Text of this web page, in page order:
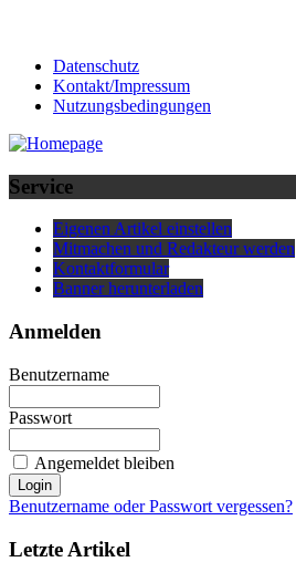
Datenschutz
Kontakt/Impressum
Nutzungsbedingungen
Service
Eigenen Artikel einstellen
Mitmachen und Redakteur werden
Kontaktformular
Banner herunterladen
Anmelden
Benutzername
Passwort
Angemeldet bleiben
Benutzername oder Passwort vergessen?
Letzte Artikel